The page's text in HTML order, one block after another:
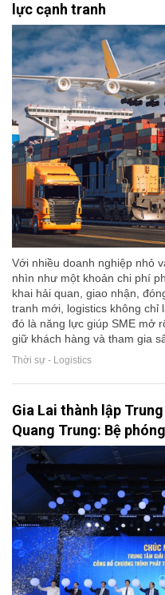
lực cạnh tranh
Với nhiều doanh nghiệp nhỏ
nhìn như một khoản chi phí
khai hải quan, giao nhận,
tranh mới, logistics không chỉ
đó là năng lực giúp SME mở
giữ khách hàng và tham gia
Thời sự - Logistics
Gia Lai thành lập
Quang Trung: Bệ